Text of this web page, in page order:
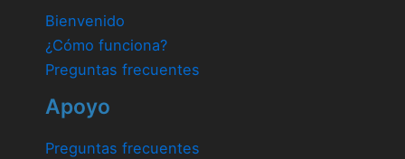
Bienvenido
¿Cómo funciona?
Preguntas frecuentes
Apoyo
Preguntas frecuentes